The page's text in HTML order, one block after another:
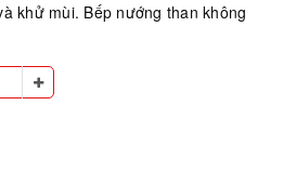
khử mùi. Bếp nướng than không